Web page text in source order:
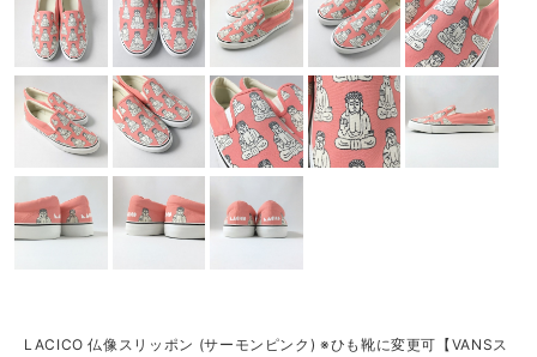
LACICO 仏像スリッポン (サーモンピンク) ※ひも靴に変更可【VANSス